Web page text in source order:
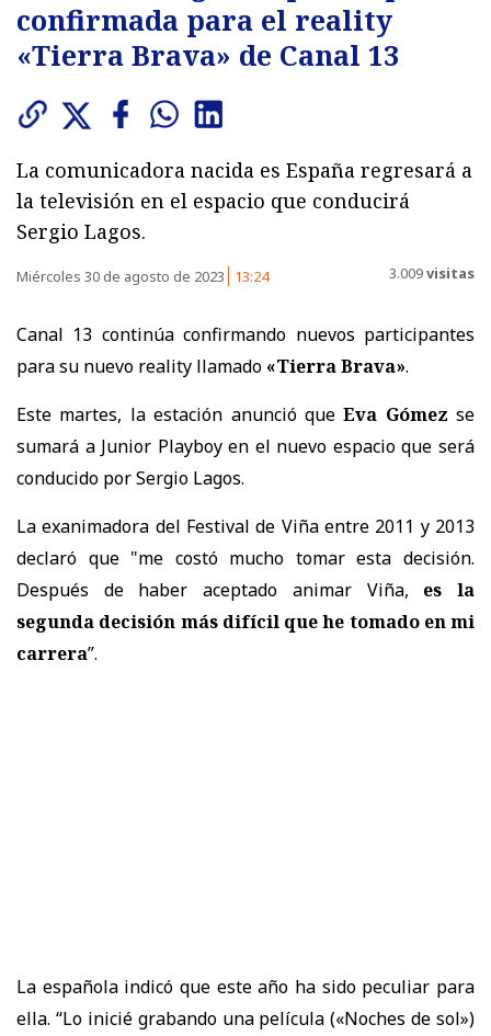
confirmada para el reality
«Tierra Brava» de Canal 13
La comunicadora nacida es España regresará a
la televisión en el espacio que conducirá
Sergio Lagos.
Miércoles 30 de agosto de 2023 13:24 3.009visitas
Canal 13 continúa confirmando nuevos participantes
para su nuevo reality llamado «Tierra Brava».
Este martes, la estación anunció queEva Gómez se
sumará a Junior Playboy en el nuevo espacio que será
conducido por Sergio Lagos.
La exanimadora del Festival de Viña entre 2011 y 2013
declaró que "me costó mucho tomar esta decisión.
Después de haber aceptado animar Viña, es la
segunda decisión más difícil que he tomado en mi
carrera”.
La española indicó que este año ha sido peculiar para
ella. “Lo inicié grabando una película («Noches de sol»)